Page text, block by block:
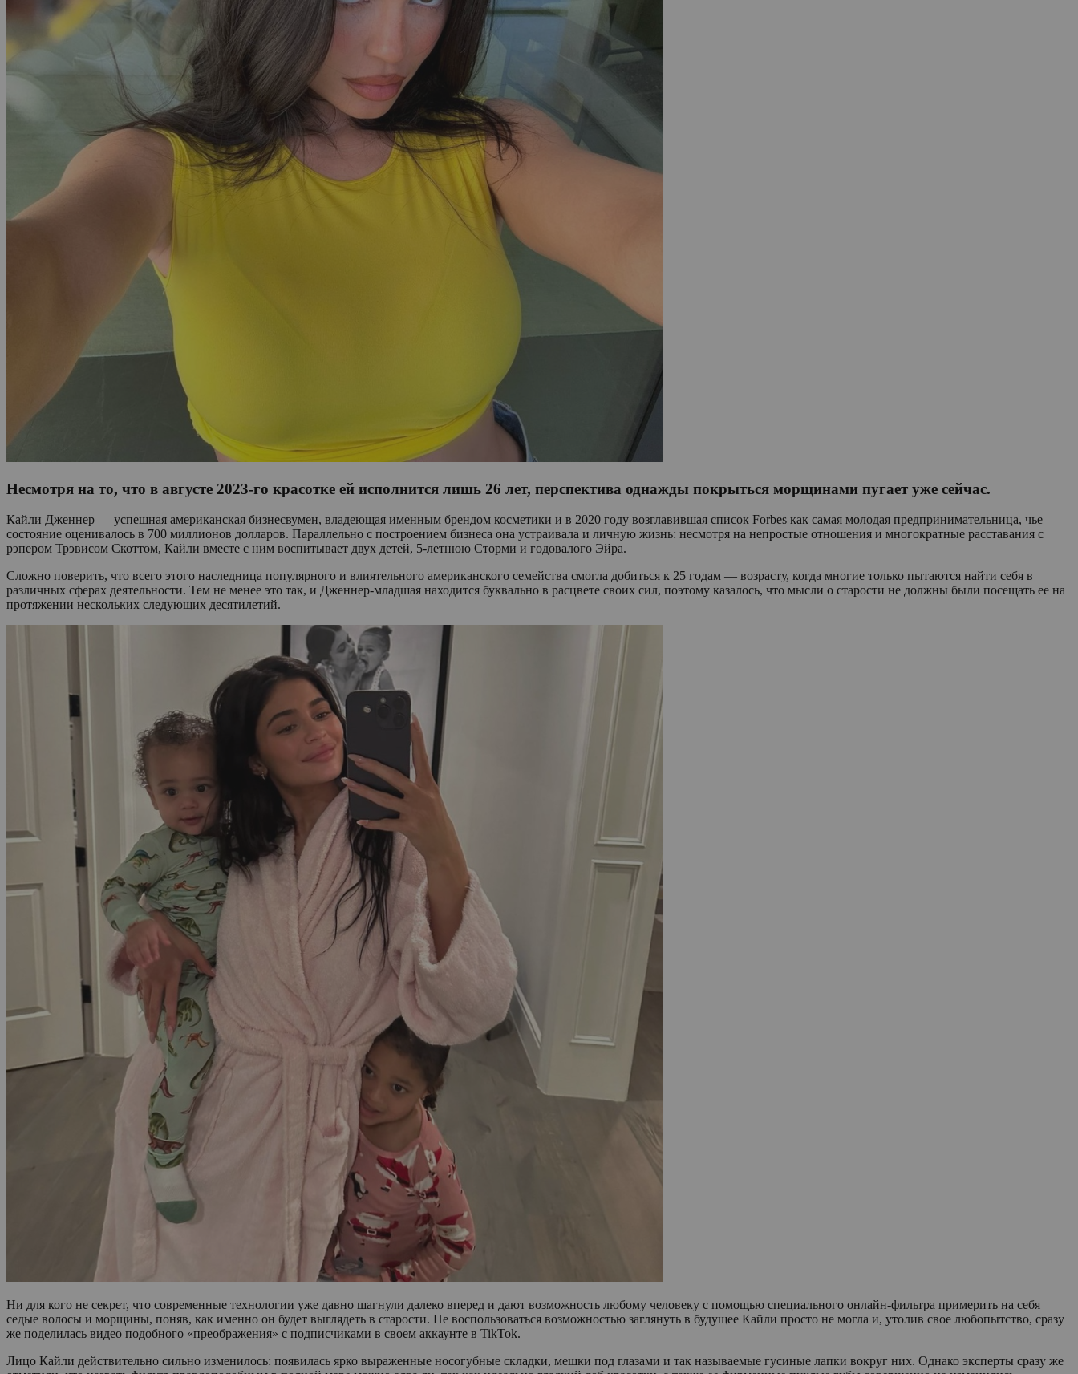
Несмотря на то, что в августе 2023-го красотке ей исполнится лишь 26 лет, перспектива однажды покрыться морщинами пугает уже сейчас.
Кайли Дженнер — успешная американская бизнесвумен, владеющая именным брендом косметики и в 2020 году возглавившая список Forbes как самая молодая предпринимательница, чье
состояние оценивалось в 700 миллионов долларов. Параллельно с построением бизнеса она устраивала и личную жизнь: несмотря на непростые отношения и многократные расставания с
рэпером Трэвисом Скоттом, Кайли вместе с ним воспитывает двух детей, 5-летнюю Сторми и годовалого Эйра.
Сложно поверить, что всего этого наследница популярного и влиятельного американского семейства смогла добиться к 25 годам — возрасту, когда многие только пытаются найти себя в
различных сферах деятельности. Тем не менее это так, и Дженнер-младшая находится буквально в расцвете своих сил, поэтому казалось, что мысли о старости не должны были посещать ее на
протяжении нескольких следующих десятилетий.
Ни для кого не секрет, что современные технологии уже давно шагнули далеко вперед и дают возможность любому человеку с помощью специального онлайн-фильтра примерить на себя
седые волосы и морщины, поняв, как именно он будет выглядеть в старости. Не воспользоваться возможностью заглянуть в будущее Кайли просто не могла и, утолив свое любопытство, сразу
же поделилась видео подобного «преображения» с подписчиками в своем аккаунте в TikTok.
Лицо Кайли действительно сильно изменилось: появилась ярко выраженные носогубные складки, мешки под глазами и так называемые гусиные лапки вокруг них. Однако эксперты сразу же